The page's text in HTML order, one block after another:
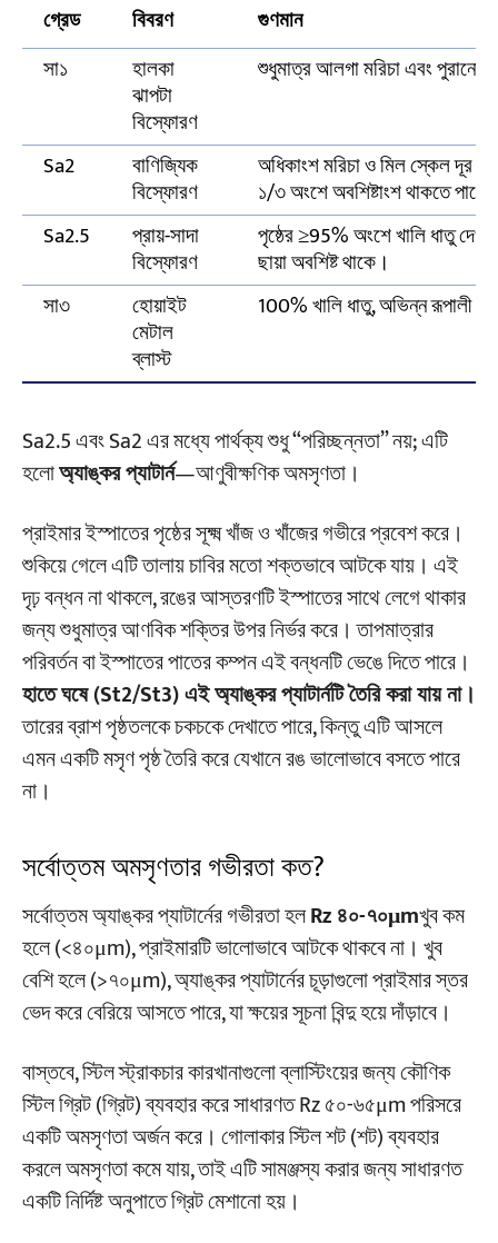
গ্রেড বিবরণ
গুণমান
সা১
হালকা
ঝাপটা
বিস্ফোরণ
শুধুমাত্র আলগা মরিচা এবং পুরানো
Sa2 বাণিজ্যিক
বিস্ফোরণ
অধিকাংশ মরিচা ও মিল স্কেল দূর
১/৩ অংশে অবশিষ্টাংশ থাকতে পারে।
Sa2.5
প্রায়-সাদা
বিস্ফোরণ
পৃষ্ঠের ≥95% অংশে খালি ধাতু দেখা
ছায়া অবশিষ্ট থাকে।
সা৩
হোয়াইট
মেটাল
ব্লাস্ট
100% খালি ধাতু, অভিন্ন রূপালী
Sa2.5 এবং Sa2 এর মধ্যে পার্থক্য শুধু “পরিচ্ছন্নতা” নয়; এটি
হলোঅ্যাঙ্কর প্যাটার্ন—আণুবীক্ষণিক অমসৃণতা।
প্রাইমার ইস্পাতের পৃষ্ঠের সূক্ষ্ম খাঁজ ও খাঁজের গভীরে প্রবেশ করে।
শুকিয়ে গেলে এটি তালায় চাবির মতো শক্তভাবে আটকে যায়। এই
দৃঢ় বন্ধন না থাকলে, রঙের আস্তরণটি ইস্পাতের সাথে লেগে থাকার
জন্য শুধুমাত্র আণবিক শক্তির উপর নির্ভর করে। তাপমাত্রার
পরিবর্তন বা ইস্পাতের পাতের কম্পন এই বন্ধনটি ভেঙে দিতে পারে।
হাতে ঘষে (St2/St3) এই অ্যাঙ্কর প্যাটার্নটি তৈরি করা যায় না।
তারের ব্রাশ পৃষ্ঠতলকে চকচকে দেখাতে পারে, কিন্তু এটি আসলে
এমন একটি মসৃণ পৃষ্ঠ তৈরি করে যেখানে রঙ ভালোভাবে বসতে পারে
না।
সর্বোত্তম অমসৃণতার গভীরতা কত?
সর্বোত্তম অ্যাঙ্কর প্যাটার্নের গভীরতা হলRz ৪০-৭০μmখুব কম
হলে (<৪০μm), প্রাইমারটি ভালোভাবে আটকে থাকবে না। খুব
বেশি হলে (>৭০μm), অ্যাঙ্কর প্যাটার্নের চূড়াগুলো প্রাইমার স্তর
ভেদ করে বেরিয়ে আসতে পারে, যা ক্ষয়ের সূচনা বিন্দু হয়ে দাঁড়াবে।
বাস্তবে, স্টিল স্ট্রাকচার কারখানাগুলো ব্লাস্টিংয়ের জন্য কৌণিক
স্টিল গ্রিট (গ্রিট) ব্যবহার করে সাধারণত Rz ৫০-৬৫μm পরিসরে
একটি অমসৃণতা অর্জন করে। গোলাকার স্টিল শট (শট) ব্যবহার
করলে অমসৃণতা কমে যায়, তাই এটি সামঞ্জস্য করার জন্য সাধারণত
একটি নির্দিষ্ট অনুপাতে গ্রিট মেশানো হয়।